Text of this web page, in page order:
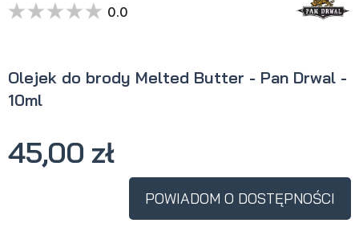
Olejek do brody Melted Butter - Pan Drwal -
10ml
0.0
45,00 zł
POWIADOM O DOSTĘPNOŚCI